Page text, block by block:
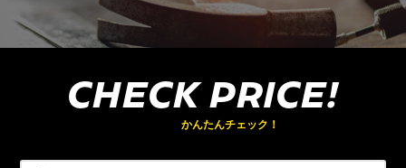
CHECK PRICE!
かんたんチェック！